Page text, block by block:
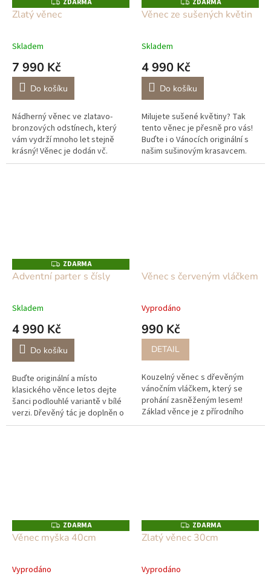
D
A
Zlatý věnec
Skladem
7 990 Kč
Do košíku
Nádherný věnec ve zlatavo-
bronzových odstínech, který
vám vydrží mnoho let stejně
krásný! Věnec je dodán vč.
masivních svíček v odstínu
D
A
Věnec ze sušených květin
Skladem
4 990 Kč
Do košíku
Milujete sušené květiny? Tak
tento věnec je přesně pro vás!
Buďte i o Vánocích originální s
našim sušinovým krasavcem.
Věnec zasíláme vč. velkých
Z
D
A
ZDARMA
Adventní parter s čísly
Skladem
4 990 Kč
Do košíku
Buďte originální a místo
klasického věnce letos dejte
šanci podlouhlé variantě v bílé
verzi. Dřevěný tác je doplněn o
trvanlivé dekorace a ručně
Věnec s červeným vláčkem
Vyprodáno
990 Kč
DETAIL
Kouzelný věnec s dřevěným
vánočním vláčkem, který se
prohání zasněženým lesem!
Základ věnce je z přírodního
proutí, doplněný o stabilizovaný
Z
D
A
ZDARMA
Věnec myška 40cm
Vyprodáno
Z
D
A
ZDARMA
Zlatý věnec 30cm
Vyprodáno